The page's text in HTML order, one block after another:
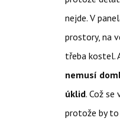
nejde. V
prostory, na
třeba kostel.
nemusí
úklid. Což se
protože by